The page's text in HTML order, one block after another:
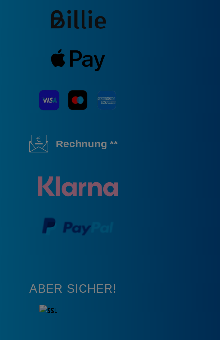
Rechnung **
ABER SICHER!